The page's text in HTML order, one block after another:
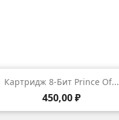
Картридж 8-Бит Prince Of...
Цена
450,00 ₽
 Быстрый просмотр